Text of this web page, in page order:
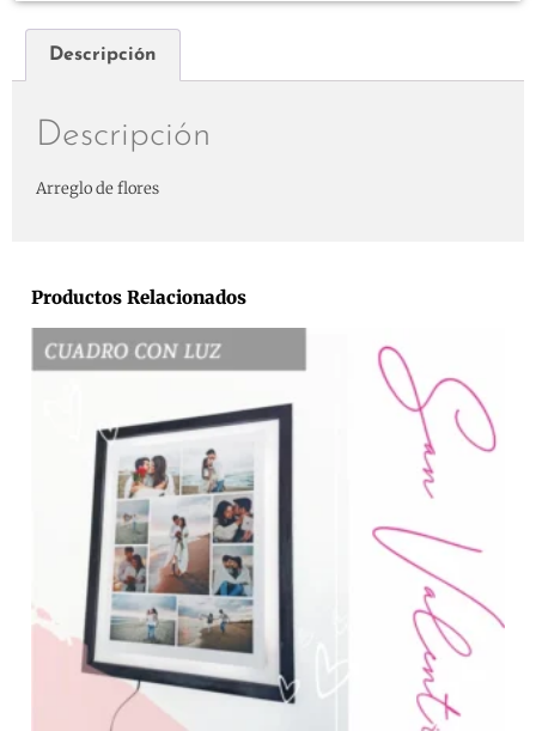
Descripción
Descripción
Arreglo de flores
Productos Relacionados